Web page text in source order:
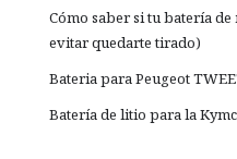
Cómo saber si tu batería
evitar quedarte tirado)
Bateria para Peugeot
Batería de litio para la